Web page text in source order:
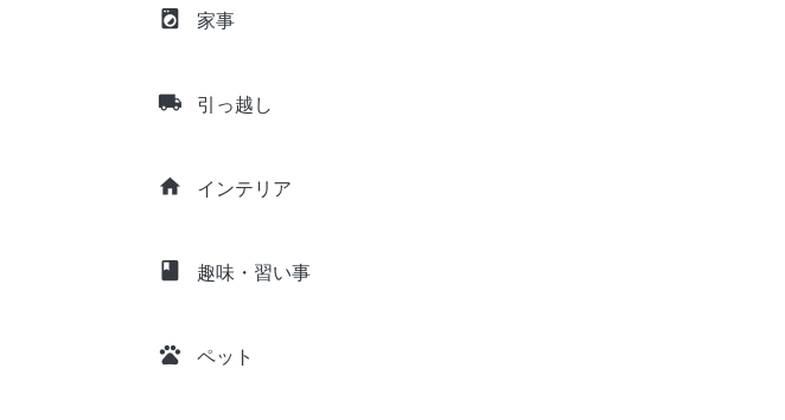
local_laundry_service 家事
local_shipping 引っ越し
home インテリア
class 趣味・習い事
pets ペット